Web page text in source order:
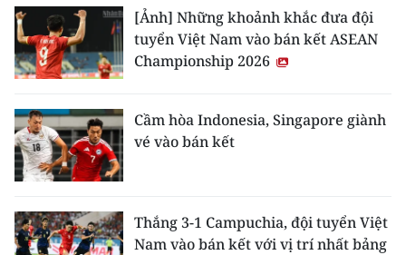
[Ảnh] Những khoảnh khắc đưa đội
tuyển Việt Nam vào bán kết ASEAN
Championship 2026
Cầm hòa Indonesia, Singapore giành
vé vào bán kết
Thắng 3-1 Campuchia, đội tuyển Việt
Nam vào bán kết với vị trí nhất bảng